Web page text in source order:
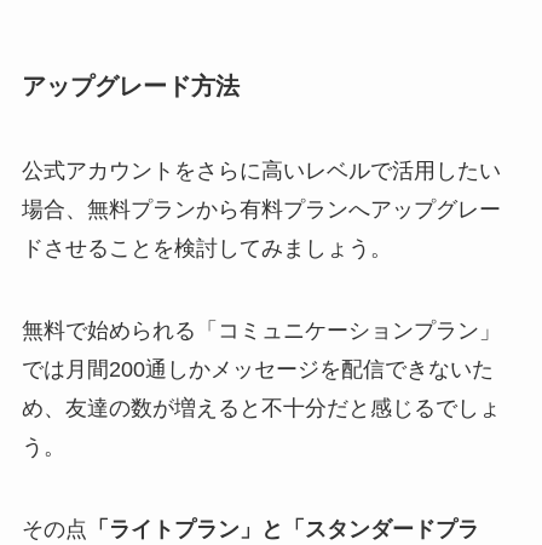
アップグレード方法
公式アカウントをさらに高いレベルで活用したい
場合、無料プランから有料プランへアップグレー
ドさせることを検討してみましょう。
無料で始められる「コミュニケーションプラン」
では月間200通しかメッセージを配信できないた
め、友達の数が増えると不十分だと感じるでしょ
う。
その点 「ライトプラン」と「スタンダードプラ